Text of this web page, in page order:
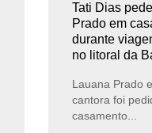
Tati Dias
Prado em
durante
no litoral da
Lauana Prado
cantora foi
casamento...